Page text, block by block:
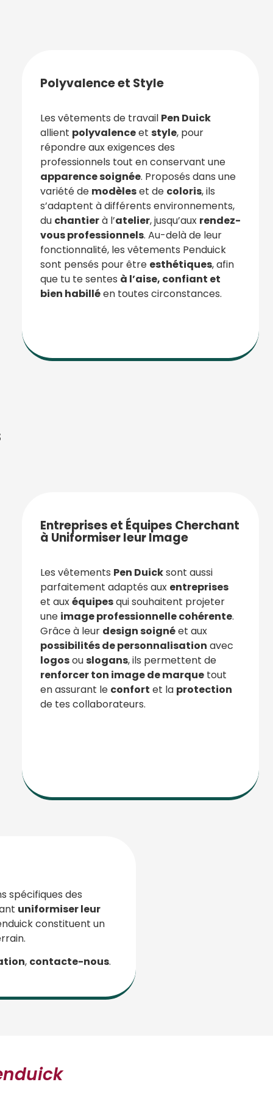
Polyvalence et Style
Les vêtements de travail Pen Duick
allient polyvalenceet style, pour
répondre aux exigences des
professionnels tout en conservant une
apparence soignée. Proposés dans une
variété de modèleset de coloris, ils
s’adaptent à différents environnements,
du chantierà l’atelier, jusqu’aux rendez-
vous professionnels. Au-delà de leur
fonctionnalité, les vêtements Penduick
sont pensés pour être esthétiques, afin
que tu te sentes à l’aise, confiant et
bien habilléen toutes circonstances.
Entreprises et Équipes Cherchant
à Uniformiser leur Image
Les vêtements Pen Duicksont aussi
parfaitement adaptés aux entreprises
et auxéquipesqui souhaitent projeter
une image professionnelle cohérente.
Grâce à leur design soignéet aux
possibilités de personnalisation avec
logosouslogans, ils permettent de
renforcer ton image de marquetout
en assurant le confort et la protection
de tes collaborateurs.
spécifiques des
uniformiser leur
constituent un
, contacte-nous.